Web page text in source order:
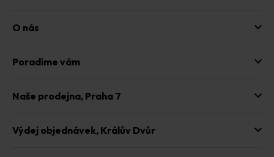
O nás
Poradíme vám
Naše prodejna, Praha 7
Výdej objednávek, Králův Dvůr